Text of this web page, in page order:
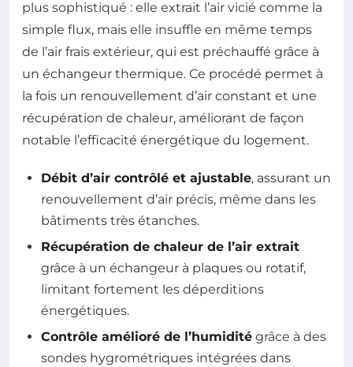
plus sophistiqué : elle extrait l’air vicié comme la
simple flux, mais elle insuffle en même temps
de l’air frais extérieur, qui est préchauffé grâce à
un échangeur thermique. Ce procédé permet à
la fois un renouvellement d’air constant et une
récupération de chaleur, améliorant de façon
notable l’efficacité énergétique du logement.
Débit d’air contrôlé et ajustable, assurant un
renouvellement d’air précis, même dans les
bâtiments très étanches.
Récupération de chaleur de l’air extrait
grâce à un échangeur à plaques ou rotatif,
limitant fortement les déperditions
énergétiques.
Contrôle amélioré de l’humidité grâce à des
sondes hygrométriques intégrées dans